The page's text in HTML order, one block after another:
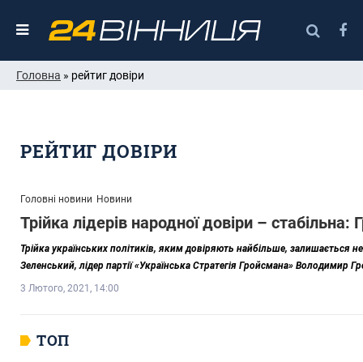
Головна » рейтиг довіри
РЕЙТИГ ДОВІРИ
Головні новини Новини
Трійка лідерів народної довіри –
Трійка українських політиків, яким довіряють найбільше,
Зеленський, лідер партії «Українська Стратегія Гройсмана» Володимир
3 Лютого, 2021, 14:00
ТОП